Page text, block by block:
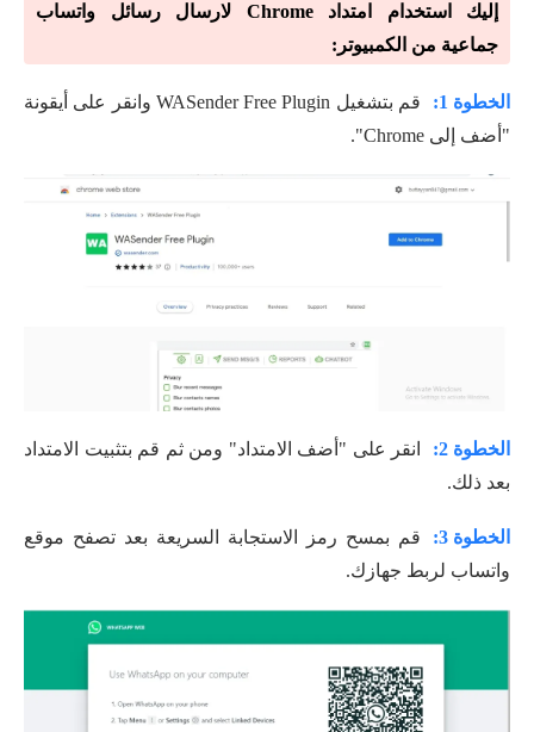
إليك استخدام امتداد Chrome لارسال رسائل واتساب
جماعية من الكمبيوتر:
الخطوة 1:
قم بتشغيل WASender Free Plugin وانقر على أيقونة
"أضف إلى Chrome".
الخطوة 2:
انقر على "أضف الامتداد" ومن ثم قم بتثبيت الامتداد
بعد ذلك.
الخطوة 3:
قم بمسح رمز الاستجابة السريعة بعد تصفح موقع
واتساب لربط جهازك.